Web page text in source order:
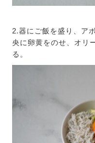
2.器にご飯を盛り、ア
央に卵黄をのせ、オリ
る。